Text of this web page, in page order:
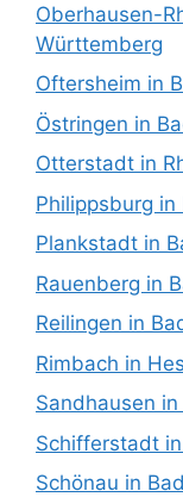
Oberhausen-
Württemberg
Oftersheim in
Östringen in
Otterstadt in
Philippsburg
Plankstadt in
Rauenberg in
Reilingen in
Rimbach in
Sandhausen
Schifferstadt
Schönau in